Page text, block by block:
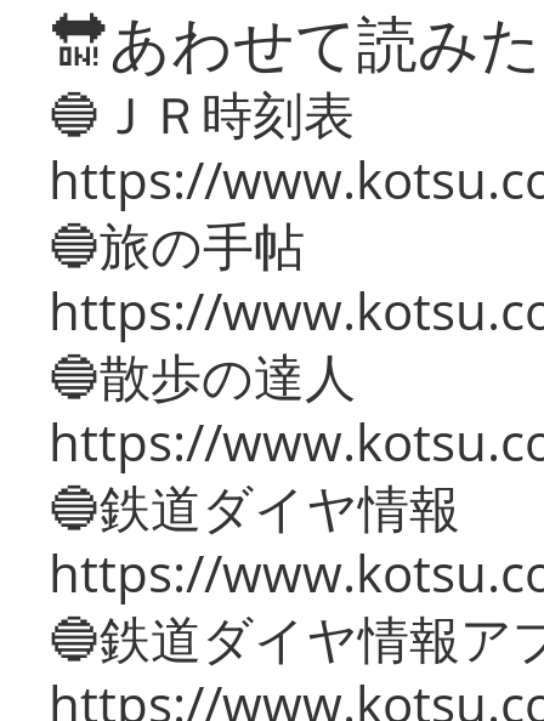
🔛あわせて読み
🔵ＪＲ時刻表
https://
🔵旅の手帖
https://
🔵散歩の達人
https://
🔵鉄道ダイヤ情報
https://
🔵鉄道ダイヤ情報ア
https://